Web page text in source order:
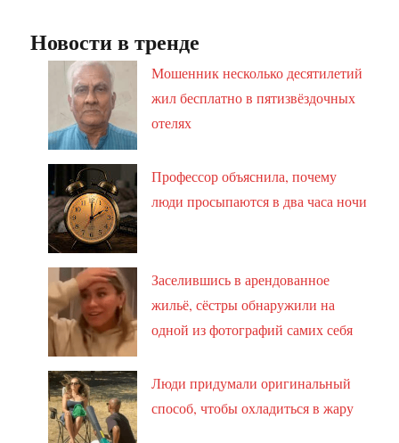
Новости в тренде
Мошенник несколько десятилетий
жил бесплатно в пятизвёздочных
отелях
Профессор объяснила, почему
люди просыпаются в два часа ночи
Заселившись в арендованное
жильё, сёстры обнаружили на
одной из фотографий самих себя
Люди придумали оригинальный
способ, чтобы охладиться в жару